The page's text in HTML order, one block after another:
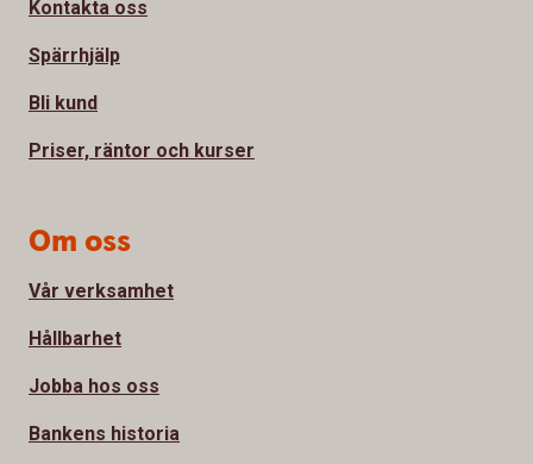
Kontakta oss
Spärrhjälp
Bli kund
Priser, räntor och kurser
Om oss
Vår verksamhet
Hållbarhet
Jobba hos oss
Bankens historia